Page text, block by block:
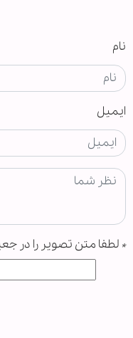
نام
ایمیل
* لطفا متن تصویر را در